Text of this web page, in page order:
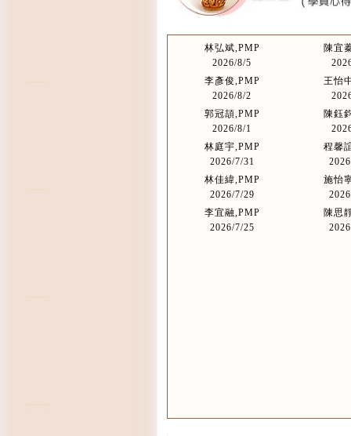
林弘斌,PMP
2026/8/5
陳宜
李彥俊,PMP
2026/8/2
王怡
郭冠頡,PMP
2026/8/1
陳鈺
林庭宇,PMP
2026/7/31
程馨
林佳緯,PMP
2026/7/29
施怡
李宜融,PMP
2026/7/25
陳思